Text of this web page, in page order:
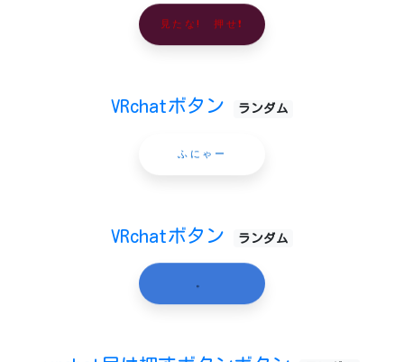
見たな! 押せ❗️
VRchatボタン ランダム
ふにゃー
VRchatボタン ランダム
。